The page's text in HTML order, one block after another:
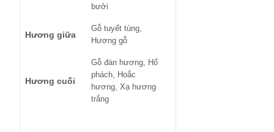
bưởi
Hương giữa
Gỗ tuyết tùng,
Hương gỗ
Hương cuối
Gỗ đàn hương, Hổ
phách, Hoắc
hương, Xạ hương
trắng